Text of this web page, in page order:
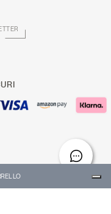
05647000636